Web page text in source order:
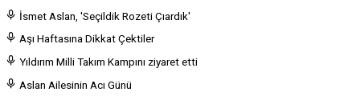
İsmet Aslan, 'Seçildik Rozeti Çıardık'
Aşı Haftasına Dikkat Çektiler
Yıldırım Milli Takım Kampını ziyaret etti
Aslan Ailesinin Acı Günü